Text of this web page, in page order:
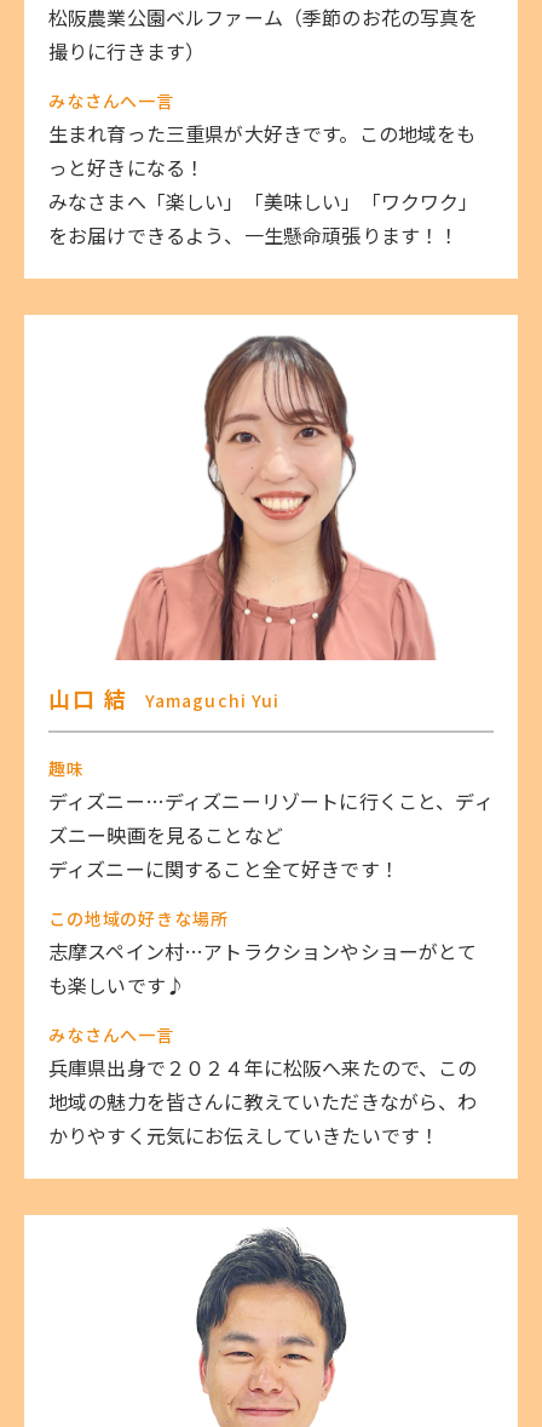
松阪農業公園ベルファーム（季節のお花の写真を
撮りに行きます）
みなさんへ一言
生まれ育った三重県が大好きです。この地域をも
っと好きになる！
みなさまへ「楽しい」「美味しい」「ワクワク」
をお届けできるよう、一生懸命頑張ります！！
山口 結 Yamaguchi Yui
趣味
ディズニー…ディズニーリゾートに行くこと、ディ
ズニー映画を見ることなど
ディズニーに関すること全て好きです！
この地域の好きな場所
志摩スペイン村…アトラクションやショーがとて
も楽しいです♪
みなさんへ一言
兵庫県出身で２０２４年に松阪へ来たので、この
地域の魅力を皆さんに教えていただきながら、わ
かりやすく元気にお伝えしていきたいです！